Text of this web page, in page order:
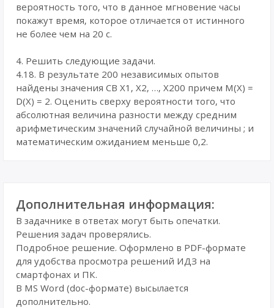
вероятность того, что в данное мгновение часы
покажут время, которое отличается от истинного
не более чем на 20 с.
4. Решить следующие задачи.
4.18. В результате 200 независимых опытов
найдены значения СВ Х1, X2, …, X200 причем М(Х) =
D(X) = 2. Оценить сверху вероятности того, что
абсолютная величина разности между средним
арифметическим значений случайной величины ; и
математическим ожиданием меньше 0,2.
Дополнительная информация:
В задачнике в ответах могут быть опечатки.
Решения задач проверялись.
Подробное решение. Оформлено в PDF-формате
для удобства просмотра решений ИДЗ на
смартфонах и ПК.
В MS Word (doc-формате) высылается
дополнительно.